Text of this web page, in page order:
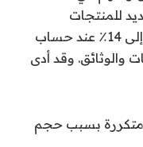
للمنتجات
الأساسية ، مع انخفاض هذه النسبة إلى 14٪ عند حساب
والوثائق. وقد أدى
متكررة بسبب حجم